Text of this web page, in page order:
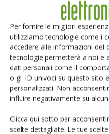
Per fornire le migliori
utilizziamo tecnologie come i
accedere alle informazioni del
tecnologie permetterà a noi e
dati personali come il
o gli ID univoci su questo sito
personalizzati. Non
influire negativamente su
Clicca qui sotto per
scelte dettagliate. Le tue
processore
e rimanere l'unico
non è in uso."
TAG Maxim
Facebook